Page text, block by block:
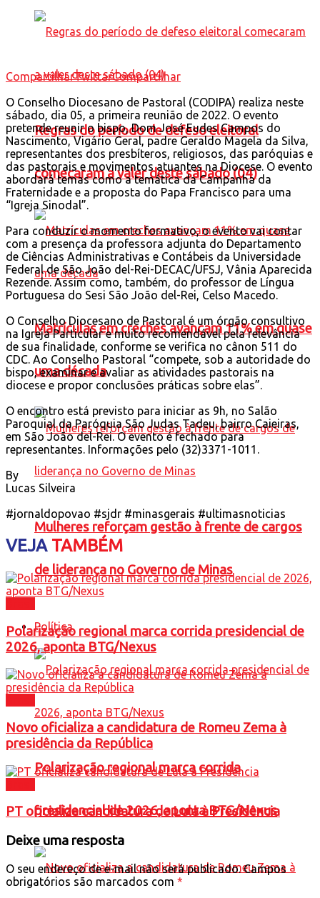
Regras do período de defeso eleitoral
comecaram a valer deste sábado (04)
Matrículas em creches avançam 11% em quase
uma década
Mulheres reforçam gestão à frente de cargos
de liderança no Governo de Minas
Política
Polarização regional marca corrida
presidencial de 2026, aponta BTG/Nexus
CompartilharTwittarCompartilhar
O Conselho Diocesano de Pastoral (CODIPA) realiza neste
sábado, dia 05, a primeira reunião de 2022. O evento
pretende reunir o bispo, Dom José Eudes Campos do
Nascimento, Vigário Geral, padre Geraldo Magela da Silva,
representantes dos presbíteros, religiosos, das paróquias e
das pastorais e movimentos atuantes na Diocese. O evento
abordará temas como a temática da Campanha da
Fraternidade e a proposta do Papa Francisco para uma
“Igreja Sinodal”.
Para conduzir o momento formativo, o evento vai contar
com a presença da professora adjunta do Departamento
de Ciências Administrativas e Contábeis da Universidade
Federal de São João del-Rei-DECAC/UFSJ, Vânia Aparecida
Rezende. Assim como, também, do professor de Língua
Portuguesa do Sesi São João del-Rei, Celso Macedo.
O Conselho Diocesano de Pastoral é um órgão consultivo
na Igreja Particular e muito recomendável pela relevância
de sua finalidade, conforme se verifica no cânon 511 do
CDC. Ao Conselho Pastoral “compete, sob a autoridade do
bispo, examinar e avaliar as atividades pastorais na
diocese e propor conclusões práticas sobre elas”.
O encontro está previsto para iniciar as 9h, no Salão
Paroquial da Paróquia São Judas Tadeu, bairro Caieiras,
em São João del-Rei. O evento é fechado para
representantes. Informações pelo (32)3371-1011.
By
Lucas Silveira
#jornaldopovao #sjdr #minasgerais #ultimasnoticias
VEJATAMBÉM
Polarização regional marca corrida presidencial de
2026, aponta BTG/Nexus
Novo oficializa a candidatura de Romeu Zema à
presidência da República
PT oficializa candidatura de Lula à Presidência
Deixe uma resposta
O seu endereço de e-mail não será publicado.Campos
obrigatórios são marcados com *